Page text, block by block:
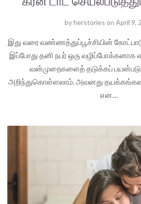
byherstories on April 9,
இது வரை வண்ணத்துப்பூச்சியின்
இப்போது தனி நபர் ஒரு வழிப்போக்கனாக
வன்முறைகளைத் தடுக்கப்
அறிந்துகொள்ளலாம். அவனது
என…